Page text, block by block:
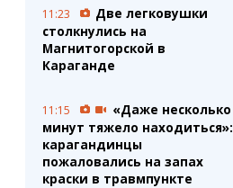
11:23
Две легковушки
столкнулись на
Магнитогорской в
Караганде
11:15
«Даже несколько
минут тяжело находиться»:
карагандинцы
пожаловались на запах
краски в травмпункте